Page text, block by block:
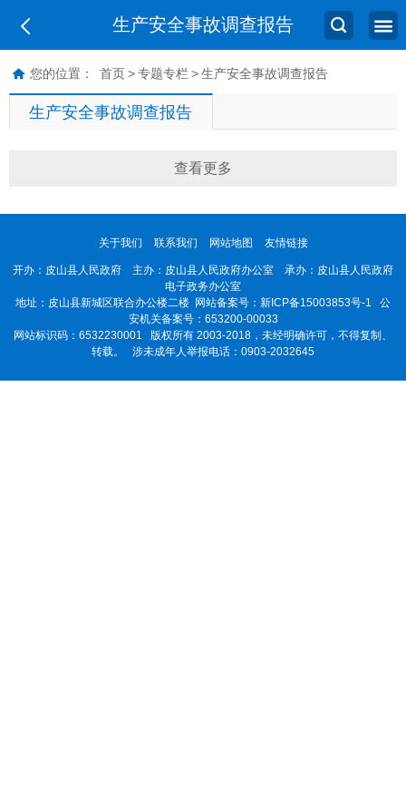
生产安全事故调查报告
您的位置： 首页 > 专题专栏 > 生产安全事故调查报告
生产安全事故调查报告
查看更多
关于我们 联系我们 网站地图 友情链接
开办：皮山县人民政府 主办：皮山县人民政府办公室 承办：皮山县人民政府
电子政务办公室
地址：皮山县新城区联合办公楼二楼 网站备案号： 新ICP备15003853号-1
公
安机关备案号：653200-00033
网站标识码：6532230001 版权所有 2003-2018，未经明确许可，不得复制、
转载。 涉未成年人举报电话：0903-2032645